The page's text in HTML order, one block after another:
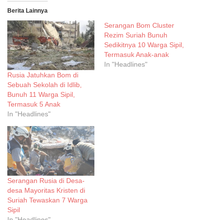
Berita Lainnya
Rusia Jatuhkan Bom di
Sebuah Sekolah di Idlib,
Bunuh 11 Warga Sipil,
Termasuk 5 Anak
In "Headlines"
Serangan Bom Cluster
Rezim Suriah Bunuh
Sedikitnya 10 Warga Sipil,
Termasuk Anak-anak
In "Headlines"
Serangan Rusia di Desa-
desa Mayoritas Kristen di
Suriah Tewaskan 7 Warga
Sipil